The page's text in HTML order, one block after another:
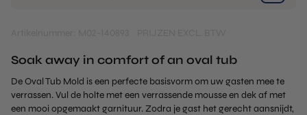
Soak away in comfort of an oval tub
De Oval Tub Mold is een perfecte basisvorm om uw gasten mee te
verrassen. Vul de holte met een verrassende mousse en dek af met
een mooi opgemaakt garnituur. Zodra je gast het gerecht aansnijdt,